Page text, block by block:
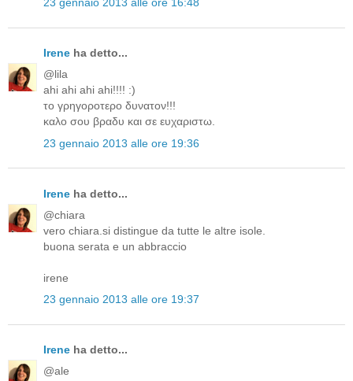
Irene ha detto...
@lila
ahi ahi ahi ahi!!!! :)
το γρηγοροτερο δυνατον!!!
καλο σου βραδυ και σε ευχαριστω.
23 gennaio 2013 alle ore 19:36
Irene ha detto...
@chiara
vero chiara.si distingue da tutte le altre isole.
buona serata e un abbraccio
irene
23 gennaio 2013 alle ore 19:37
Irene ha detto...
@ale